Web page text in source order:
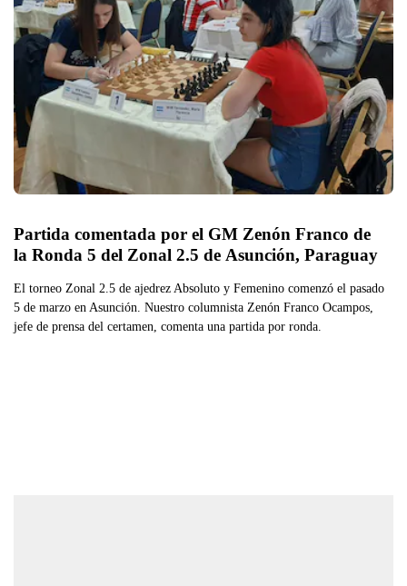
Partida comentada por el GM Zenón Franco de
la Ronda 5 del Zonal 2.5 de Asunción, Paraguay
El torneo Zonal 2.5 de ajedrez Absoluto y Femenino comenzó el pasado
5 de marzo en Asunción. Nuestro columnista Zenón Franco Ocampos,
jefe de prensa del certamen, comenta una partida por ronda.